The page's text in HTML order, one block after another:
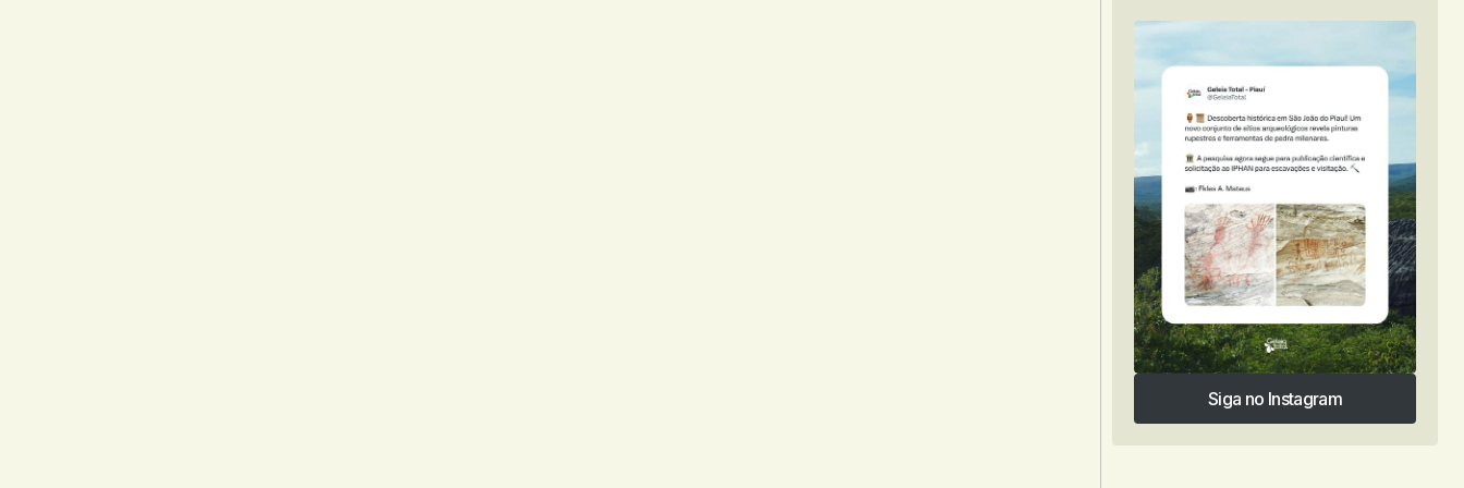
Siga no Instagram
Siga no Instagram